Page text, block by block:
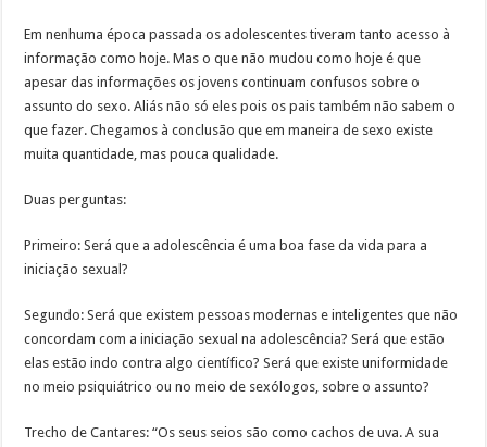
Em nenhuma época passada os adolescentes tiveram tanto acesso à
informação como hoje. Mas o que não mudou como hoje é que
apesar das informações os jovens continuam confusos sobre o
assunto do sexo. Aliás não só eles pois os pais também não sabem o
que fazer. Chegamos à conclusão que em maneira de sexo existe
muita quantidade, mas pouca qualidade.
Duas perguntas:
Primeiro: Será que a adolescência é uma boa fase da vida para a
iniciação sexual?
Segundo: Será que existem pessoas modernas e inteligentes que não
concordam com a iniciação sexual na adolescência? Será que estão
elas estão indo contra algo científico? Será que existe uniformidade
no meio psiquiátrico ou no meio de sexólogos, sobre o assunto?
Trecho de Cantares: “Os seus seios são como cachos de uva. A sua